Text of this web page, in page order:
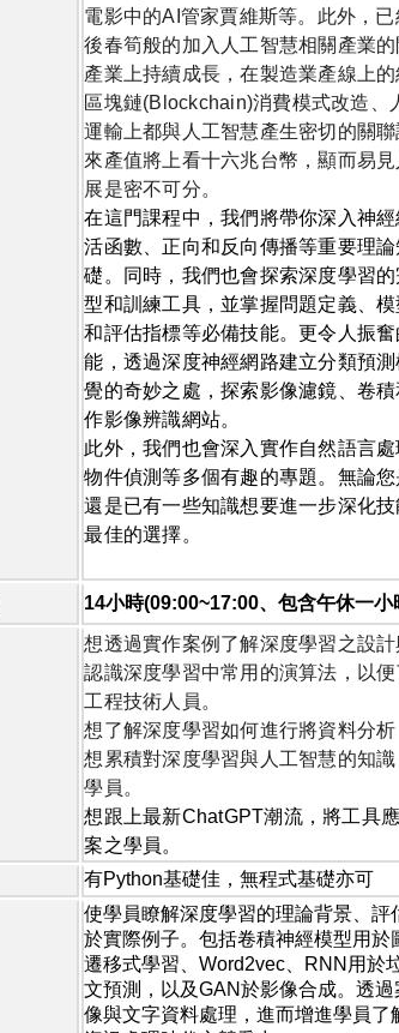
電影中的AI 管家賈維斯等。此外，
後春筍般的加入人工智慧相關產業
產業上持續成長，在製造業產線上
區塊鏈(Blockchain)消費模式改造、
運輸上都與人工智慧產生密切的關
來產值將上看十六兆台幣，顯而易
展是密不可分。
在這門課程中，我們將帶你深入神
活函數、正向和反向傳播等重要理
礎。同時，我們也會探索深度學習
型和訓練工具，並掌握問題定義、
和評估指標等必備技能。更令人振
能，透過深度神經網路建立分類預
覺的奇妙之處，探索影像濾鏡、卷
作影像辨識網站。
此外，我們也會深入實作自然語言
物件偵測等多個有趣的專題。無論
還是已有一些知識想要進一步深化
最佳的選擇。
14小時(09:00~17:00、包含午休一
想透過實作案例了解深度學習之設計
認識深度學習中常用的演算法，以
工程技術人員。
想了解深度學習如何進行將資料分
想累積對深度學習與人工智慧的知
學員。
想跟上最新ChatGPT潮流，將工具
案之學員。
有Python基礎佳，無程式基礎亦可
使學員瞭解深度學習的理論背景、
於實際例子。包括卷積神經模型用於
遷移式學習、Word2vec RNN 用於
文預測，以及GAN於影像合成。透
像與文字資料處理，進而增進學員